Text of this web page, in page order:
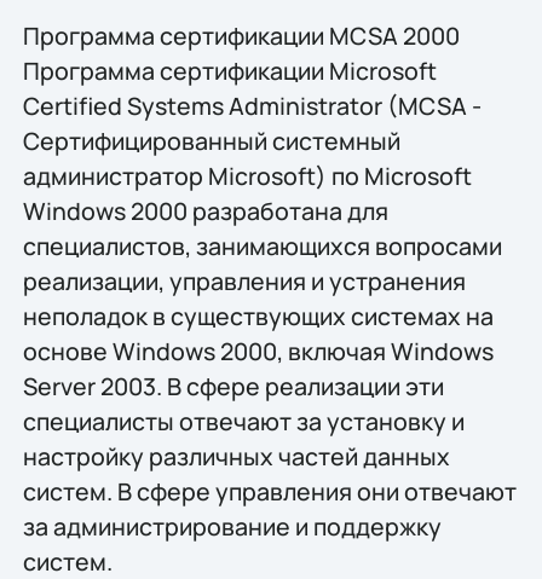
Программа сертификации MCSA 2000
Программа сертификации Microsoft
Certified Systems Administrator (MCSA -
Сертифицированный системный
администратор Microsoft) по Microsoft
Windows 2000 разработана для
специалистов, занимающихся вопросами
реализации, управления и устранения
неполадок в существующих системах на
основе Windows 2000, включая Windows
Server 2003. В сфере реализации эти
специалисты отвечают за установку и
настройку различных частей данных
систем. В сфере управления они отвечают
за администрирование и поддержку
систем.